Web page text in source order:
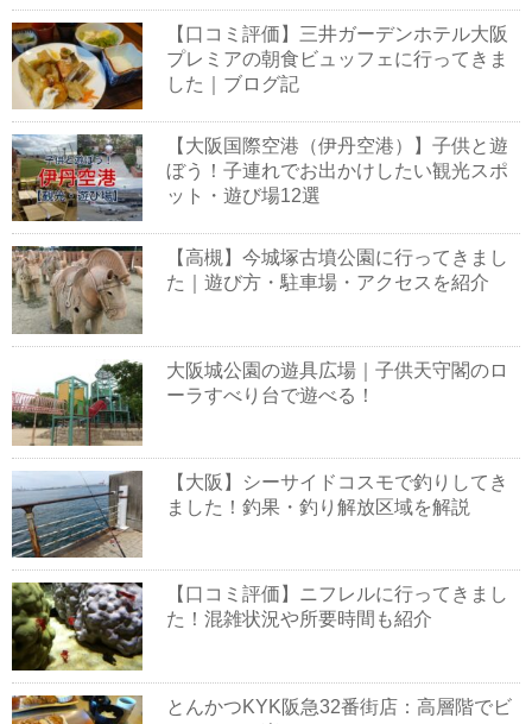
【口コミ評価】三井ガーデンホテル大阪
プレミアの朝食ビュッフェに行ってきま
した｜ブログ記
【大阪国際空港（伊丹空港）】子供と遊
ぼう！子連れでお出かけしたい観光スポ
ット・遊び場12選
【高槻】今城塚古墳公園に行ってきまし
た｜遊び方・駐車場・アクセスを紹介
大阪城公園の遊具広場｜子供天守閣のロ
ーラすべり台で遊べる！
【大阪】シーサイドコスモで釣りしてき
ました！釣果・釣り解放区域を解説
【口コミ評価】ニフレルに行ってきまし
た！混雑状況や所要時間も紹介
とんかつKYK阪急32番街店：高層階でビ